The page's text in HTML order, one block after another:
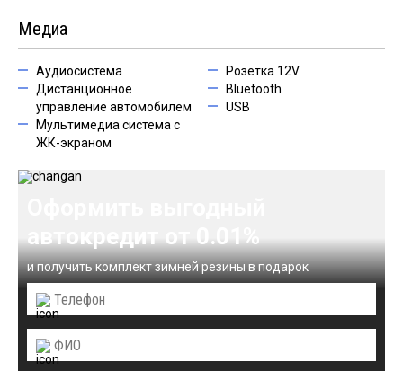
Медиа
Аудиосистема
Дистанционное
управление автомобилем
Мультимедиа система с
ЖК-экраном
Розетка 12V
Bluetooth
USB
автокредит от 0.01%
и получить комплект зимней резины в подарок